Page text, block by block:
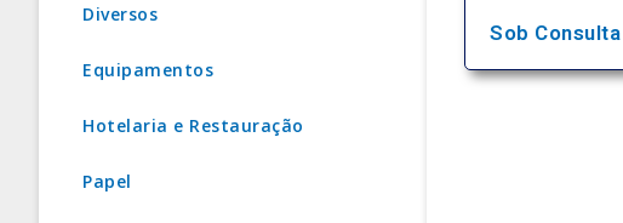
Diversos
Equipamentos
Hotelaria e Restauração
Papel
Sob Consulta